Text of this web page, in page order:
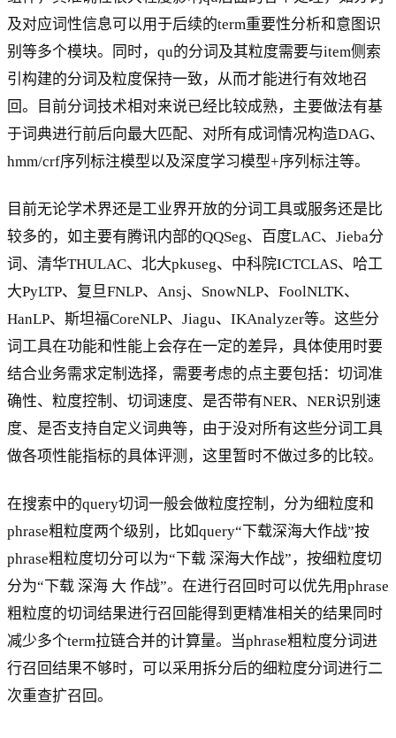
及对应词性信息可以用于后续的term重要性分析和意图识
别等多个模块。同时，qu的分词及其粒度需要与item侧索
引构建的分词及粒度保持一致，从而才能进行有效地召
回。目前分词技术相对来说已经比较成熟，主要做法有基
于词典进行前后向最大匹配、对所有成词情况构造DAG、
hmm/crf序列标注模型以及深度学习模型+序列标注等。
目前无论学术界还是工业界开放的分词工具或服务还是比
较多的，如主要有腾讯内部的QQSeg、百度LAC、Jieba分
词、清华THULAC、北大pkuseg、中科院ICTCLAS、哈工
大PyLTP、复旦FNLP、Ansj、SnowNLP、FoolNLTK、
HanLP、斯坦福CoreNLP、Jiagu、IKAnalyzer等。这些分
词工具在功能和性能上会存在一定的差异，具体使用时要
结合业务需求定制选择，需要考虑的点主要包括：切词准
确性、粒度控制、切词速度、是否带有NER、NER识别速
度、是否支持自定义词典等，由于没对所有这些分词工具
做各项性能指标的具体评测，这里暂时不做过多的比较。
在搜索中的query切词一般会做粒度控制，分为细粒度和
phrase粗粒度两个级别，比如query“下载深海大作战”按
phrase粗粒度切分可以为“下载 深海大作战”，按细粒度切
分为“下载 深海 大 作战”。在进行召回时可以优先用phrase
粗粒度的切词结果进行召回能得到更精准相关的结果同时
减少多个term拉链合并的计算量。当phrase粗粒度分词进
行召回结果不够时，可以采用拆分后的细粒度分词进行二
次重查扩召回。